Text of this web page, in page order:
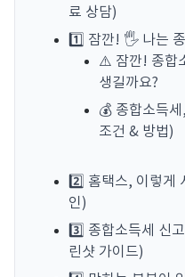
료 상담)
1️⃣ 잠깐! 🖐️ 나는
⚠️ 잠깐! 종합
생길까요?
💰 종합소득
조건 & 방법)
2️⃣ 홈택스, 이렇게
인)
3️⃣ 종합소득세 신
린샷 가이드)